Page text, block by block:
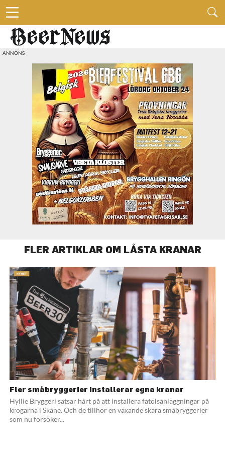
FLER ARTIKLAR OM LÅSTA KRANAR
Fler småbryggerier installerar egna kranar
Hyllie Bryggeri satsar hårt på att installera fatölsanläggningar på
krogarna i Skåne. Och de tillhör en växande skara småbryggerier
som nu försöker...